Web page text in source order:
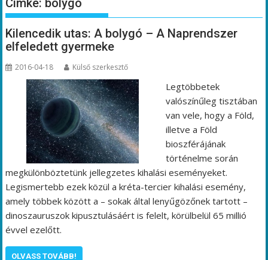
Címke: bolygó
Kilencedik utas: A bolygó – A Naprendszer
elfeledett gyermeke
2016-04-18 Külső szerkesztő
Legtöbbetek
valószínűleg tisztában
van vele, hogy a Föld,
illetve a Föld
bioszférájának
történelme során
megkülönböztetünk jellegzetes kihalási eseményeket.
Legismertebb ezek közül a kréta-tercier kihalási esemény,
amely többek között a – sokak által lenyűgözőnek tartott –
dinoszauruszok kipusztulásáért is felelt, körülbelül 65 millió
évvel ezelőtt.
OLVASS TOVÁBB!